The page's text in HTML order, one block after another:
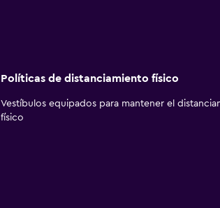
Políticas de distanciamiento físico
Vestíbulos equipados para mantener el
físico